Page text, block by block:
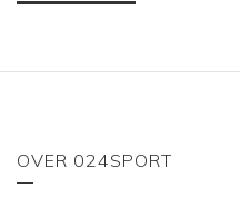
OVER 024SPORT